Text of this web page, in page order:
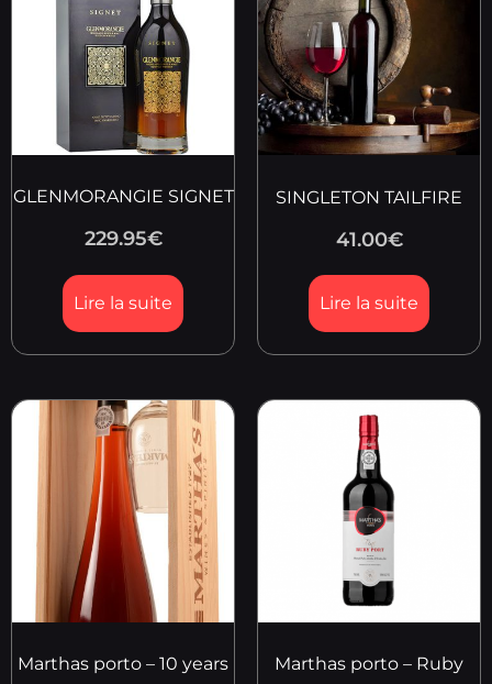
GLENMORANGIE SIGNET
229.95€
Lire la suite
SINGLETON TAILFIRE
41.00€
Lire la suite
Marthas porto – 10 years
Marthas porto – Ruby